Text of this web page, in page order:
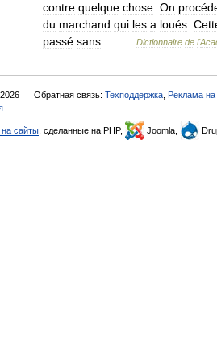
contre quelque chose On
du marchand qui les a loués
passé sans Dictionnaire de l'
Обратная связь: Техподдержка Реклама на
на сайты , сделанные на PHP, Joomla,